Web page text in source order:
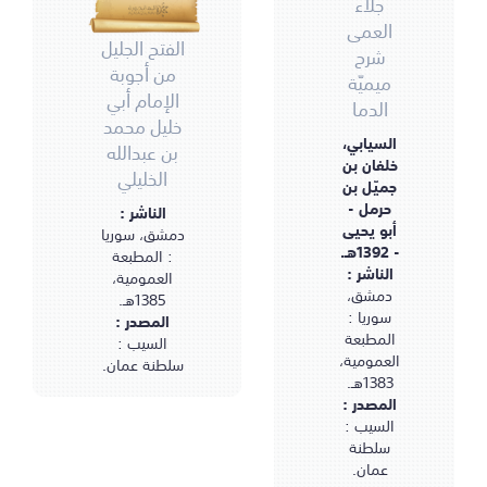
الفتح الجليل
من أجوبة
الإمام أبي
خليل محمد
بن عبدالله
الخليلي
الناشر :
دمشق، سوريا
: المطبعة
العمومية،
1385هـ.
المصدر :
السيب :
سلطنة عمان.
العمى
شرح
ميميّة
الدما
السيابي،
خلفان بن
جميّل بن
حرمل -
أبو يحيى
- 1392هـ.
الناشر :
دمشق،
سوريا :
المطبعة
العمومية،
1383هـ.
المصدر :
السيب :
سلطنة
عمان.